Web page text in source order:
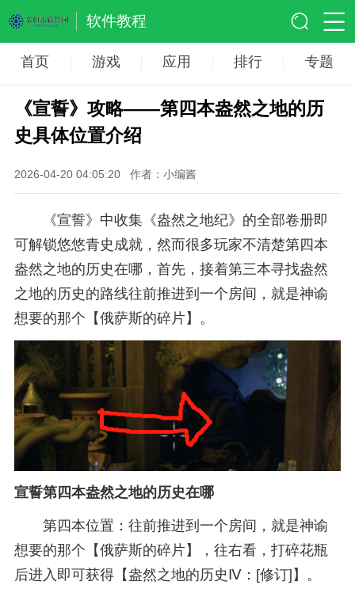
软件教程
首页 游戏 应用 排行 专题
《宣誓》攻略——第四本盎然之地的历
史具体位置介绍
2026-04-20 04:05:20 作者：小编酱
《宣誓》中收集《盎然之地纪》的全部卷册即
可解锁悠悠青史成就，然而很多玩家不清楚第四本
盎然之地的历史在哪，首先，接着第三本寻找盎然
之地的历史的路线往前推进到一个房间，就是神谕
想要的那个【俄萨斯的碎片】。
宣誓第四本盎然之地的历史在哪
第四本位置：往前推进到一个房间，就是神谕
想要的那个【俄萨斯的碎片】，往右看，打碎花瓶
后进入即可获得【盎然之地的历史Ⅳ：[修订]】。